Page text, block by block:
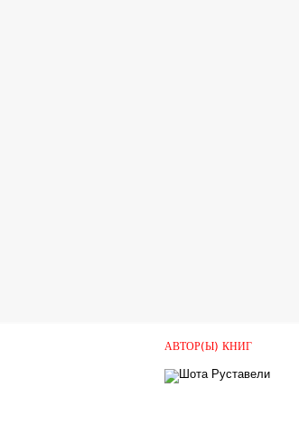
АВТОР(Ы) КНИГ